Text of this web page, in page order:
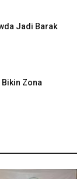
Jadi Barak
Zona